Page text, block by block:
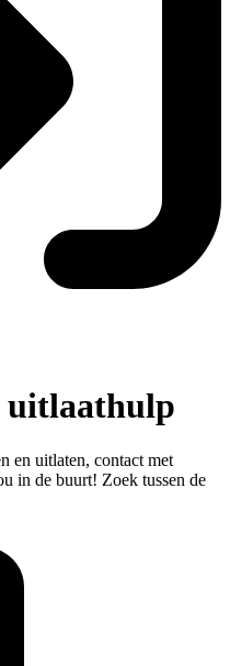
uitlaathulp
en uitlaten, contact met
in de buurt! Zoek tussen de